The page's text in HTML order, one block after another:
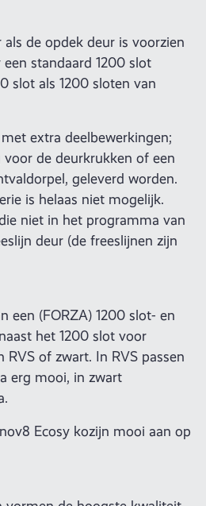
de opdek deur is voorzien
standaard 1200 slot
slot als 1200 sloten van
extra deelbewerkingen;
voor de deurkrukken of een
geleverd worden.
is helaas niet mogelijk.
niet in het programma van
deur (de freeslijnen zijn
een (FORZA) 1200 slot- en
het 1200 slot voor
RVS of zwart. In RVS passen
erg mooi, in zwart
Ecosy kozijn mooi aan op